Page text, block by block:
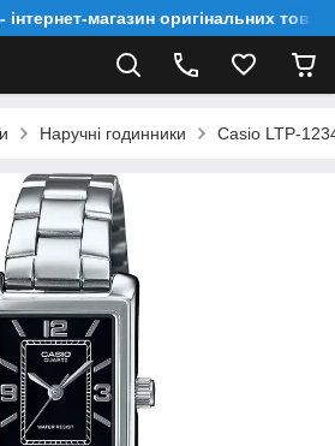
магазин оригінальних
Наручні годинники Casio LTP-